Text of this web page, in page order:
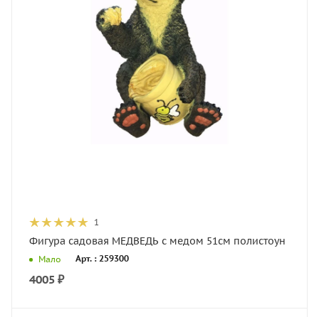
1
Фигура садовая МЕДВЕДЬ с медом 51см полистоун
Мало Арт. : 259300
4005 ₽